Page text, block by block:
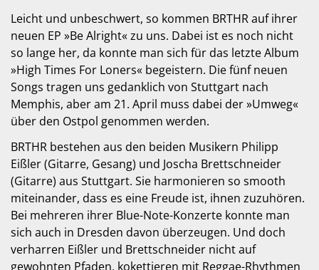
Leicht und unbeschwert, so kommen BRTHR auf ihrer
neuen EP »Be Alright« zu uns. Dabei ist es noch nicht
so lange her, da konnte man sich für das letzte Album
»High Times For Loners« begeistern. Die fünf neuen
Songs tragen uns gedanklich von Stuttgart nach
Memphis, aber am 21. April muss dabei der »Umweg«
über den Ostpol genommen werden.
BRTHR bestehen aus den beiden Musikern Philipp
Eißler (Gitarre, Gesang) und Joscha Brettschneider
(Gitarre) aus Stuttgart. Sie harmonieren so smooth
miteinander, dass es eine Freude ist, ihnen zuzuhören.
Bei mehreren ihrer Blue-Note-Konzerte konnte man
sich auch in Dresden davon überzeugen. Und doch
verharren Eißler und Brettschneider nicht auf
gewohnten Pfaden, kokettieren mit Reggae-Rhythmen